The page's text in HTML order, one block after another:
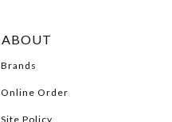
ABOUT
Brands
Online Order
Site Policy